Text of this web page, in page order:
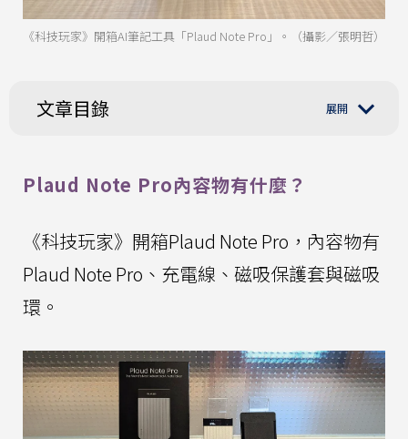
《科技玩家》開箱AI筆記工具「Plaud Note Pro」。（攝影／張明哲）
文章目錄
Plaud Note Pro內容物有什麼？
《科技玩家》開箱Plaud Note Pro，內容物有
Plaud Note Pro、充電線、磁吸保護套與磁吸
環。